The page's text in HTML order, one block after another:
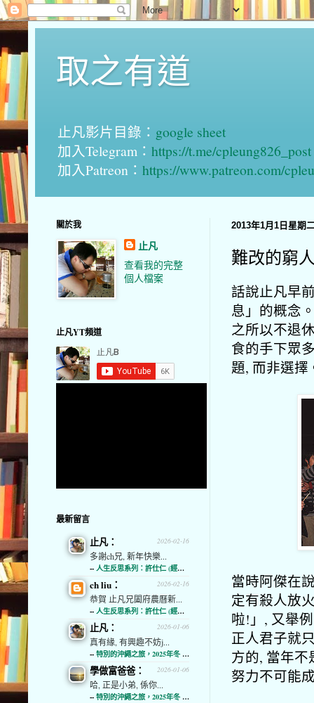
取之有道
止凡影片目錄： google sheet
加入Telegram： https://t.me/cpleung826_post
加入Patreon： https://www.patreon.com/
2013年1月1日星期
難改的窮
話說止凡早
息」的概念
之所以不退
食的手下眾
題, 而非選擇
當時阿傑在
定有殺人放
啦!」, 又舉
正人君子就
方的, 當年不
努力不可能
關於我
止凡
查看我的完整
個人檔案
止凡YT頻道
最新留言
2026-02-16
止凡：
多謝ch兄, 新年快樂...
-- 人生反思系列：許仕仁 (經濟通)
2026-02-16
ch liu：
恭賀 止凡兄闔府農曆新...
-- 人生反思系列：許仕仁 (經濟通)
2026-01-06
止凡：
真有緣, 有興趣不妨j...
-- 特別的沖繩之旅，2025年冬 (經濟通)
2026-01-06
學做富爸爸：
哈, 正是小弟, 係你...
-- 特別的沖繩之旅，2025年冬 (經濟通)